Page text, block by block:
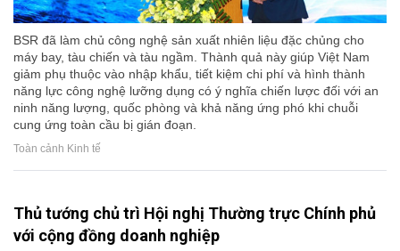
BSR đã làm chủ công nghệ sản xuất nhiên liệu đặc chủng cho
máy bay, tàu chiến và tàu ngầm. Thành quả này giúp Việt Nam
giảm phụ thuộc vào nhập khẩu, tiết kiệm chi phí và hình thành
năng lực công nghệ lưỡng dụng có ý nghĩa chiến lược đối với an
ninh năng lượng, quốc phòng và khả năng ứng phó khi chuỗi
cung ứng toàn cầu bị gián đoạn.
Toàn cảnh Kinh tế
Thủ tướng chủ trì Hội nghị Thường trực Chính phủ
với cộng đồng doanh nghiệp